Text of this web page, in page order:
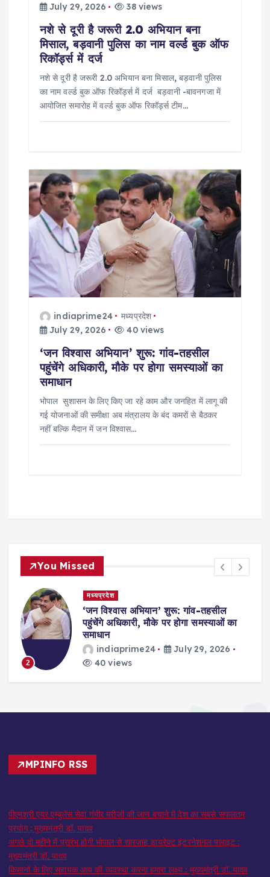
July 29, 2026
38 views
नशे से दूरी है जरूरी 2.0 अभियान बना
मिसाल, बड़वानी पुलिस का नाम वर्ल्ड बुक ऑफ
रिकॉर्ड्स में दर्ज
नशे से दूरी है जरूरी 2.0 अभियान बना मिसाल, बड़वानी पुलिस
का नाम वर्ल्ड बुक ऑफ रिकॉर्ड्स में दर्ज बड़वानी -बावनगजा में
आयोजित समारोह में वर्ल्ड बुक ऑफ रिकॉर्ड्स टीम…
indiaprime24
मध्यप्रदेश
July 29, 2026
40 views
‘जन विश्वास अभियान’ शुरू: गांव-तहसील
पहुंचेंगे अधिकारी, मौके पर होगा समस्याओं का
समाधान
भोपाल सुशासन के लिए किए जा रहे काम और जनहित में लागू की
गई योजनाओं की समीक्षा अब मंत्रालय के बंद कमरों से बैठकर
नहीं बल्कि मैदान में जन विश्वास…
You Missed
2
मध्यप्रदेश
‘जन विश्वास अभियान’ शुरू: गांव-तहसील
पहुंचेंगे अधिकारी, मौके पर होगा समस्याओं का
समाधान
indiaprime24
July 29, 2026
40 views
MPINFO RSS
पीएमश्री एयर एम्बुलेंस सेवा गंभीर मरीजों की जान बचाने में देश का सबसे सफलतम
प्रयोग : मुख्यमंत्री डॉ. यादव
अगले दो महीने में प्रारंभ होगी भोपाल से शारजाह डायरेक्ट इंटरनेशनल फ्लाइट :
मुख्यमंत्री डॉ. यादव
किसानों के लिए सहायक आय की व्यवस्था करना हमारा लक्ष्य : मुख्यमंत्री डॉ. यादव